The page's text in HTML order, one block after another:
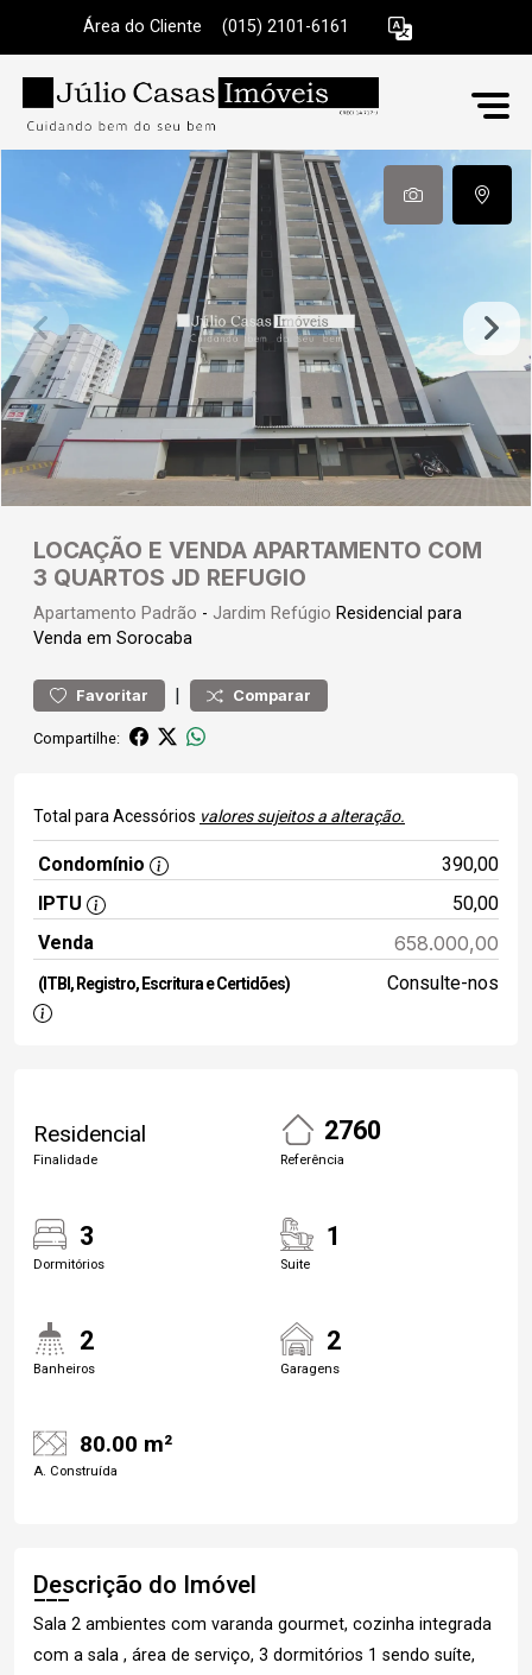
Área do Cliente (015) 2101-6161
LOCAÇÃO E VENDA APARTAMENTO COM
3 QUARTOS JD REFUGIO
Apartamento Padrão - Jardim Refúgio Residencial para
Venda em Sorocaba
Favoritar | Comparar
Compartilhe:
Total para Acessórios valores sujeitos a alteração.
Condomínio
390,00
IPTU
50,00
Venda
658.000,00
(ITBI, Registro, Escritura e Certidões) Consulte-nos
Residencial
Finalidade
2760
Referência
3
Dormitórios
1
Suite
2
Banheiros
2
Garagens
80.00 m²
A. Construída
Descrição do Imóvel
Sala 2 ambientes com varanda gourmet, cozinha integrada
com a sala , área de serviço, 3 dormitórios 1 sendo suíte,